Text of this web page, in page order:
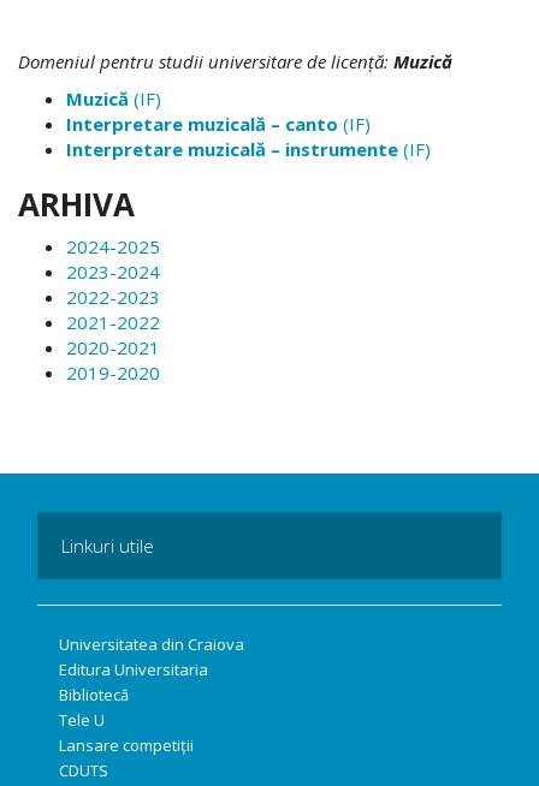
Domeniul pentru studii universitare de licenţă: Muzică
Muzică (IF)
Interpretare muzicală – canto (IF)
Interpretare muzicală – instrumente (IF)
ARHIVA
2024-2025
2023-2024
2022-2023
2021-2022
2020-2021
2019-2020
Linkuri utile
Universitatea din Craiova
Editura Universitaria
Bibliotecă
Tele U
Lansare competiții
CDUTS